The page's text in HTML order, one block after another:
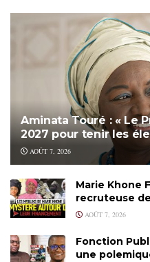
Aminata Touré : « Le
2027 pour tenir les
AOÛT 7, 2026
Marie Khone
recruteuse
AOÛT 7, 2026
Fonction
une